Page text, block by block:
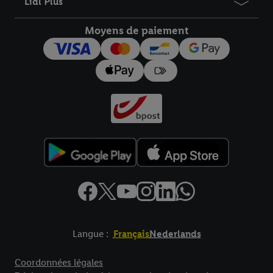
Moyens de paiement
Langue : FrançaisNederlands
Coordonnées légales
droit de révoquer votre consentement à tout moment avec effet
pour l’avenir dans notredéclaration relative à la protection des
.Vous trouverez les impressions ici.